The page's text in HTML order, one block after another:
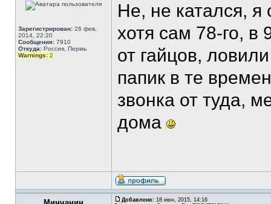
Зарегистрирован: 26 фев,
2014, 22:20
Сообщения: 7910
Откуда: Россия, Пермь
Warnings: 2
Не, не катался, я
хотя сам 78-го, в
от гайцов,
папик в те
звонка от туда,
дома
Добавлено: 18 июн, 2015, 14:16